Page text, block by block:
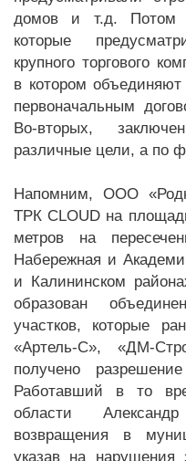
домов и т.д. Потом
которые
крупного торгового
в котором
первоначальным
Во-вторых,
различные цели, а по
Напомним, ООО
ТРК CLOUD на
метров на
Набережная и
и Калининском
образован
участков, которые
«Артель-С», «ДМ-
получено
Работавший в то
области
возвращения в
указав на нарушения